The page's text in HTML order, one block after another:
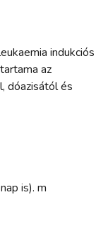
indukciós
az
dóazisától és
is). m